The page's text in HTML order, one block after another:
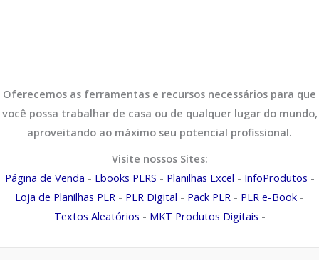
Oferecemos as ferramentas e recursos necessários para que
você possa trabalhar de casa ou de qualquer lugar do mundo,
aproveitando ao máximo seu potencial profissional.
Visite nossos Sites:
Página de Venda - Ebooks PLRS - Planilhas Excel - InfoProdutos -
Loja de Planilhas PLR - PLR Digital - Pack PLR - PLR e-Book -
Textos Aleatórios - MKT Produtos Digitais -